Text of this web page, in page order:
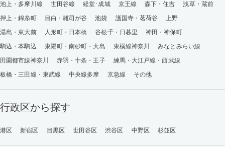
池上・多摩川線
世田谷線 経堂･成城 京王線 森下・住吉
浅草・蔵前
押上・錦糸町
目白・雑司が谷 池袋 護国寺・茗荷谷
上野
湯島・東大前
人形町・日本橋 谷根千・日暮里
神田・神保町
駒込・本駒込
東陽町・南砂町・大島 東横線神奈川
みなとみらい線
田園都市線神奈川
赤羽・十条・王子
練馬・大江戸線・西武線
板橋・三田線・東武線
中央線多摩 京急線 その他
行政区から探す
港区 新宿区 目黒区 世田谷区 渋谷区 中野区 杉並区